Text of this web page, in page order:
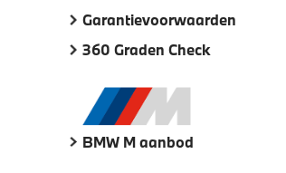
Garantievoorwaarden
360 Graden Check
BMW M aanbod